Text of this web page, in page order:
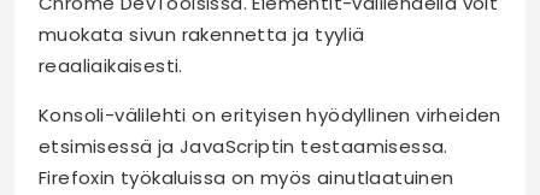
muokata sivun rakennetta ja tyyliä
reaaliaikaisesti.
Konsoli-välilehti on erityisen hyödyllinen virheiden
etsimisessä ja JavaScriptin testaamisessa.
Firefoxin työkaluissa on myös ainutlaatuinen